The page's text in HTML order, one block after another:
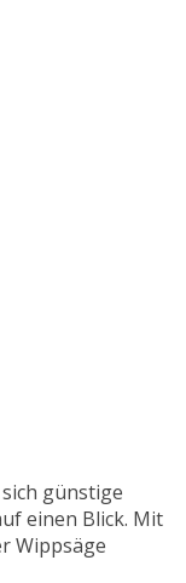
günstige
einen Blick. Mit
Wippsäge